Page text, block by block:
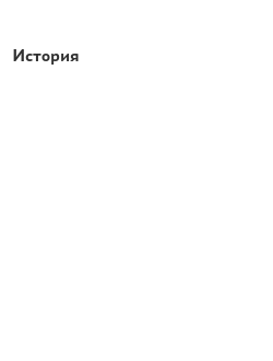
История